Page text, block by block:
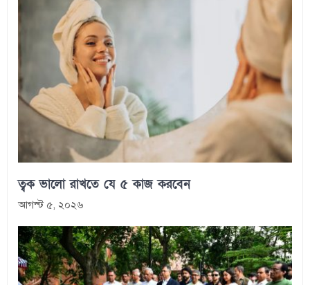
ত্বক ভালো রাখতে যে ৫ কাজ করবেন
আগস্ট ৫, ২০২৬